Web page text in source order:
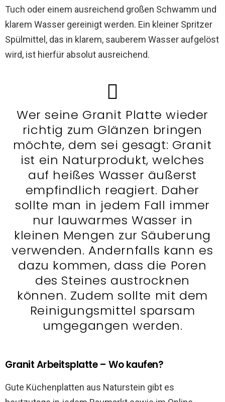
Tuch oder einem ausreichend großen Schwamm und
klarem Wasser gereinigt werden. Ein kleiner Spritzer
Spülmittel, das in klarem, sauberem Wasser aufgelöst
wird, ist hierfür absolut ausreichend.
Wer seine Granit Platte wieder
richtig zum Glänzen bringen
möchte, dem sei gesagt: Granit
ist ein Naturprodukt, welches
auf heißes Wasser äußerst
empfindlich reagiert. Daher
sollte man in jedem Fall immer
nur lauwarmes Wasser in
kleinen Mengen zur Säuberung
verwenden. Andernfalls kann es
dazu kommen, dass die Poren
des Steines austrocknen
können. Zudem sollte mit dem
Reinigungsmittel sparsam
umgegangen werden.
Granit Arbeitsplatte – Wo kaufen?
Gute Küchenplatten aus Naturstein gibt es